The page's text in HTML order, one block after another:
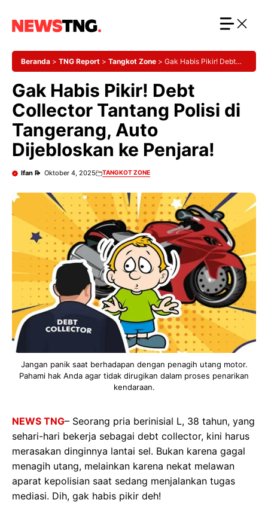
Beranda > TNG Report > Tangkot Zone > Gak Habis Pikir! Debt
Gak Habis Pikir! Debt
Collector Tantang Polisi di
Tangerang, Auto
Dijebloskan ke Penjara!
Ifan R Oktober 4, 2025 TANGKOT ZONE
Jangan panik saat berhadapan dengan penagih utang motor.
Pahami hak Anda agar tidak dirugikan dalam proses penarikan
kendaraan.
NEWS TNG– Seorang pria berinisial L, 38 tahun, yang
sehari-hari bekerja sebagai debt collector, kini harus
merasakan dinginnya lantai sel. Bukan karena gagal
menagih utang, melainkan karena nekat melawan
aparat kepolisian saat sedang menjalankan tugas
mediasi. Dih, gak habis pikir deh!